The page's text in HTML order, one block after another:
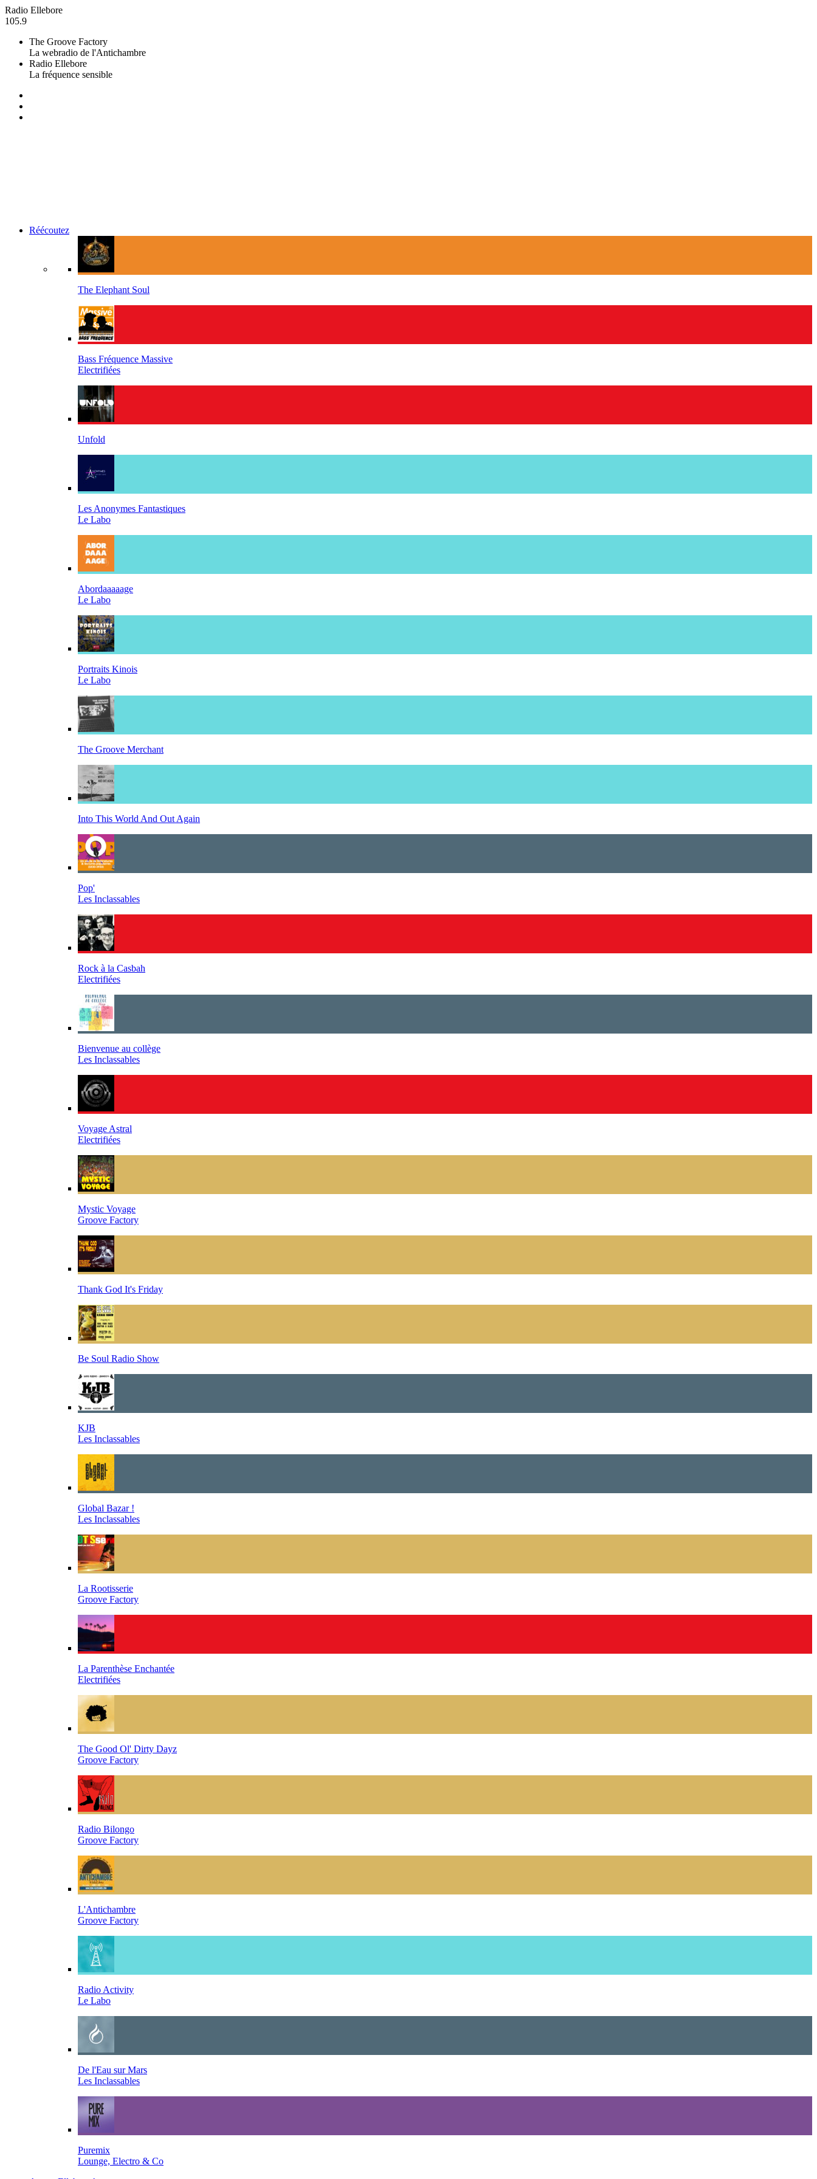
Radio Ellebore
105.9
The Groove Factory
La webradio de l'Antichambre
Radio Ellebore
La fréquence sensible
Réécoutez
The Elephant Soul
Bass Fréquence Massive
Electrifiées
Unfold
Les Anonymes Fantastiques
Le Labo
Abordaaaaage
Le Labo
Portraits Kinois
Le Labo
The Groove Merchant
Into This World And Out Again
Pop'
Les Inclassables
Rock à la Casbah
Electrifiées
Bienvenue au collège
Les Inclassables
Voyage Astral
Electrifiées
Mystic Voyage
Groove Factory
Thank God It's Friday
Be Soul Radio Show
KJB
Les Inclassables
Global Bazar !
Les Inclassables
La Rootisserie
Groove Factory
La Parenthèse Enchantée
Electrifiées
The Good Ol' Dirty Dayz
Groove Factory
Radio Bilongo
Groove Factory
L'Antichambre
Groove Factory
Radio Activity
Le Labo
De l'Eau sur Mars
Les Inclassables
Puremix
Lounge, Electro & Co